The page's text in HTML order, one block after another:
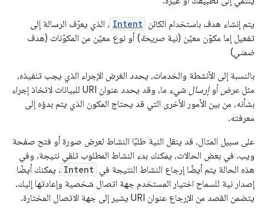
يتم إنشاء هدف باستخدام الكائن Intent ، الذي يعرّف الرسالة إلى
تفعيل إما مكوّن معيّن (نية صريحة) أو نوع معيّن من المكوّنات (هدف
ضمني)
بالنسبة إلى الأنشطة والخدمات، يحدد الغرض الإجراء الذي يجب تنفيذه،
مثل عرض أوإرسال
شيء ما، وقد يحدد عنوان URI للبيانات لاتخاذ إجراء
بشأنه، من بين الأمور الأخرى التي قد يحتاج المكون الذي يتم بدؤه إلى
معرفته.
على سبيل المثال، قد ينقل النية طلبًا النشاط لعرض صورة أو فتح صفحة
ويب. في بعض الحالات، يمكنك بدء النشاط المطلوب تلقي نتيجة، وفي
هذه الحالة يتم أيضًا إرجاع النشاط النتيجة في Intent . يمكنك أيضًا
إصدار نية للسماح اختيار المستخدم جهة اتصال شخصية وإعادتها إليك.
يتضمن القصد من الإرجاع عنوان URI يشير إلى جهة الاتصال المختارة.